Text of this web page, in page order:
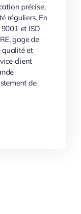
précise,
réguliers. En
et ISO
gage de
qualité et
client
de